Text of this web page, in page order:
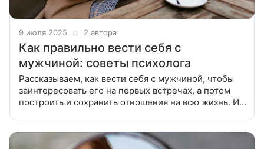
9 июля 2025 2 автора
Как правильно вести себя с
мужчиной: советы психолога
Рассказываем, как вести себя с мужчиной, чтобы
заинтересовать его на первых встречах, а потом
построить и сохранить отношения на всю жизнь. И,